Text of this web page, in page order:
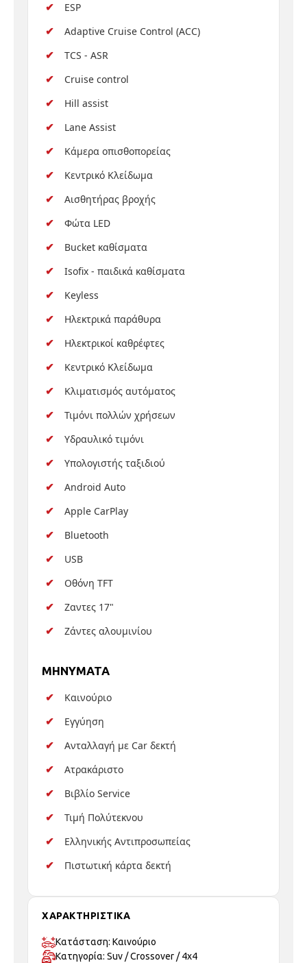
ESP
Adaptive Cruise Control (ACC)
TCS - ASR
Cruise control
Hill assist
Lane Assist
Κάμερα οπισθοπορείας
Κεντρικό Κλείδωμα
Αισθητήρας βροχής
Φώτα LED
Bucket καθίσματα
Isofix - παιδικά καθίσματα
Keyless
Ηλεκτρικά παράθυρα
Ηλεκτρικοί καθρέφτες
Κεντρικό Κλείδωμα
Κλιματισμός αυτόματος
Τιμόνι πολλών χρήσεων
Υδραυλικό τιμόνι
Υπολογιστής ταξιδιού
Android Auto
Apple CarPlay
Bluetooth
USB
Οθόνη TFT
Ζαντες 17"
Ζάντες αλουμινίου
MHNYMATA
Καινούριο
Εγγύηση
Ανταλλαγή με Car δεκτή
Ατρακάριστο
Βιβλίο Service
Τιμή Πολύτεκνου
Ελληνικής Αντιπροσωπείας
Πιστωτική κάρτα δεκτή
ΧΑΡΑΚΤΗΡΙΣΤΙΚΑ
Κατάσταση: Καινούριo
Κατηγορία: Suv / Crossover / 4x4